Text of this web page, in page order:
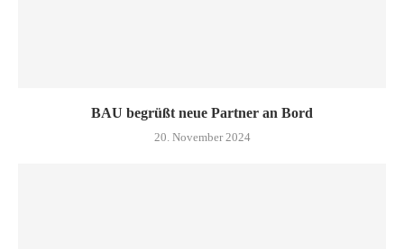
BAU begrüßt neue Partner an Bord
20. November 2024